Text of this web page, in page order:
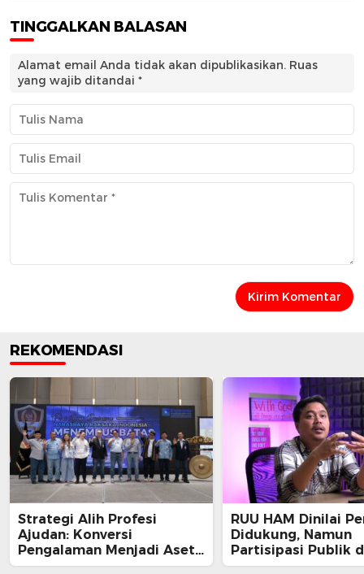
TINGGALKAN BALASAN
Alamat email Anda tidak akan dipublikasikan. Ruas
yang wajib ditandai *
REKOMENDASI
Strategi Alih Profesi
Ajudan: Konversi
Pengalaman Menjadi Aset
dan Legacy
RUU HAM Dinilai
Didukung, Namun
Partisipasi Publik
Perbaikan